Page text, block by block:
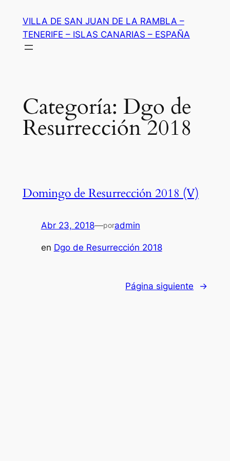
contenido
VILLA DE SAN JUAN DE LA RAMBLA –
TENERIFE – ISLAS CANARIAS – ESPAÑA
Categoría: Dgo de
Resurrección 2018
Domingo de Resurrección 2018 (V)
Abr 23, 2018—poradmin
en Dgo de Resurrección 2018
Página siguiente →